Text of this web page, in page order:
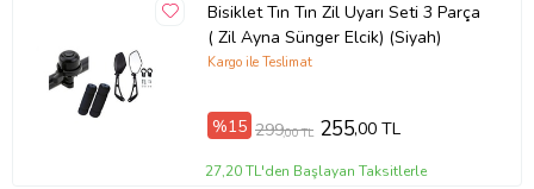
Bisiklet Tın Tın Zil Uyarı Seti 3 Parça
( Zil Ayna Sünger Elcik) (Siyah)
Kargo ile Teslimat
%15 299,00 TL 255,00 TL
27,20 TL'den Başlayan Taksitlerle